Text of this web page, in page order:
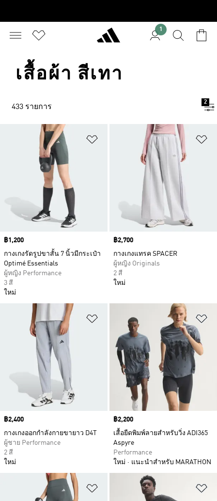
1
เสื้อผ้า สีเทา
433 รายการ
2
เพิ่มไปยังรายการสินค้าโปรด
Price
฿1,200
กางเกงรัดรูปขาสั้น 7 นิ้วมีกระเป๋า
Optimé Essentials
ผู้หญิง Performance
3 สี
ใหม่
Price
฿2,700
กางเกงแทรค SPACER
ผู้หญิง Originals
2 สี
ใหม่
เพิ่มไปยังรายการสินค้าโปรด
Price
฿2,400
กางเกงออกกำลังกายขายาว D4T
ผู้ชาย Performance
2 สี
ใหม่
Price
฿2,200
เสื้อยืดพิมพ์ลายสำหรับวิ่ง ADI365
Aspyre
Performance
ใหม่
แนะนำสำหรับ MARATHON
เพิ่มไปยังรายการสินค้าโปรด